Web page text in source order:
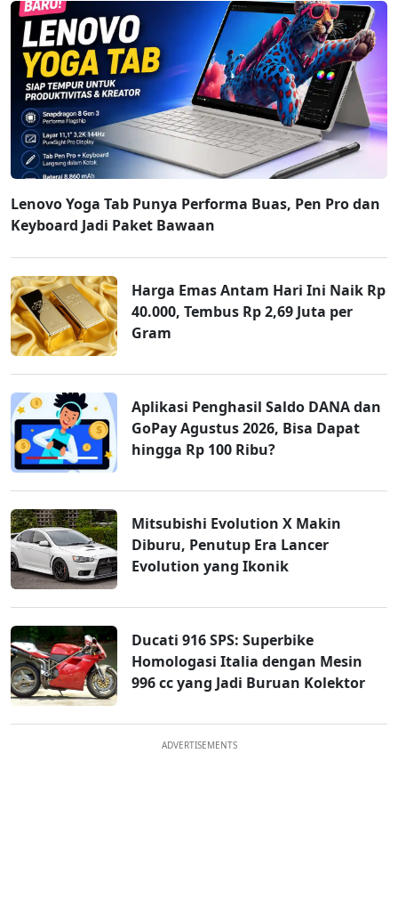
Lenovo Yoga Tab Punya Performa Buas, Pen Pro dan
Keyboard Jadi Paket Bawaan
Harga Emas Antam Hari Ini Naik Rp
40.000, Tembus Rp 2,69 Juta per
Gram
Aplikasi Penghasil Saldo DANA dan
GoPay Agustus 2026, Bisa Dapat
hingga Rp 100 Ribu?
Mitsubishi Evolution X Makin
Diburu, Penutup Era Lancer
Evolution yang Ikonik
Ducati 916 SPS: Superbike
Homologasi Italia dengan Mesin
996 cc yang Jadi Buruan Kolektor
ADVERTISEMENTS